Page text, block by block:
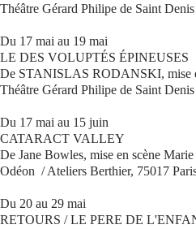
Théâtre Gérard Philipe de Saint Denis
Du 17 mai au 19 mai
LE DES VOLUPTÉS ÉPINEUSES
De STANISLAS RODANSKI, mise
Théâtre Gérard Philipe de Saint Denis
Du 17 mai au 15 juin
CATARACT VALLEY
De Jane Bowles, mise en scène
Odéon / Ateliers Berthier, 75017
Du 20 au 29 mai
RETOURS / LE PERE DE